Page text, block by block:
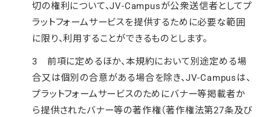
切の権利について、JV-Campusが公衆送信者としてプ
ラットフォームサービスを提供するために必要な範囲
に限り、利用することができるものとします。
3 前項に定めるほか、本規約において別途定める場
合又は個別の合意がある場合を除き、JV-Campusは、
プラットフォームサービスのためにバナー等掲載者か
ら提供されたバナー等の著作権（著作権法第27条及び